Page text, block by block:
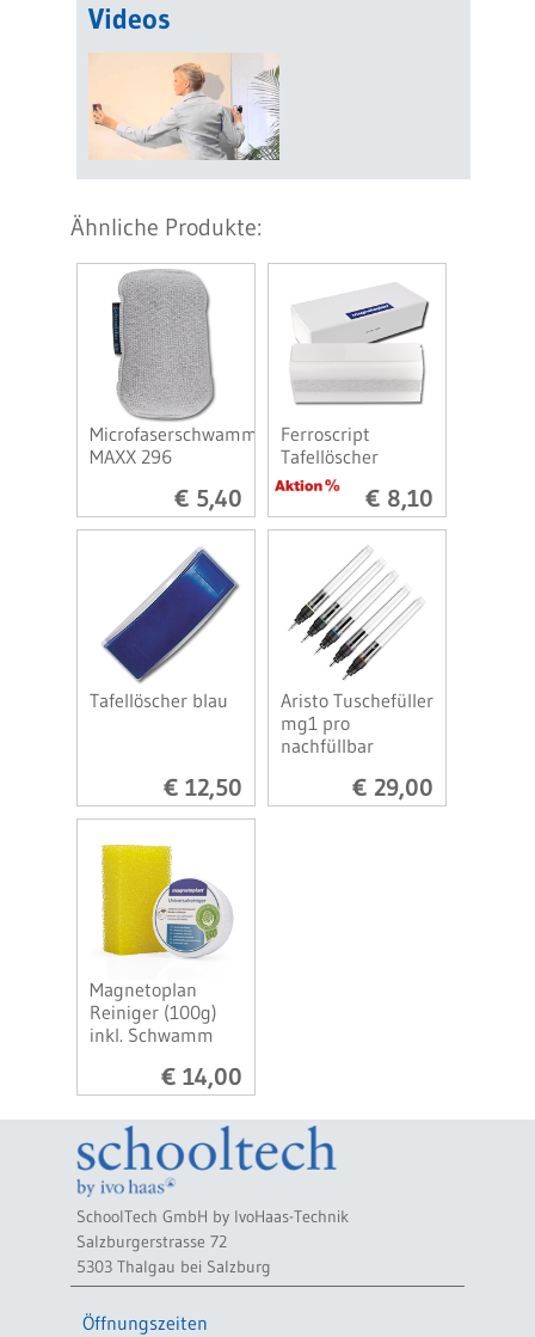
Videos
Ähnliche Produkte:
Microfaserschwamm
MAXX 296
€ 5,40
Ferroscript
Tafellöscher
€ 8,10
Tafellöscher blau
€ 12,50
Aristo Tuschefüller
mg1 pro
nachfüllbar
€ 29,00
Magnetoplan
Reiniger (100g)
inkl. Schwamm
€ 14,00
SchoolTech GmbH by IvoHaas-Technik
Salzburgerstrasse 72
5303 Thalgau bei Salzburg
Öffnungszeiten